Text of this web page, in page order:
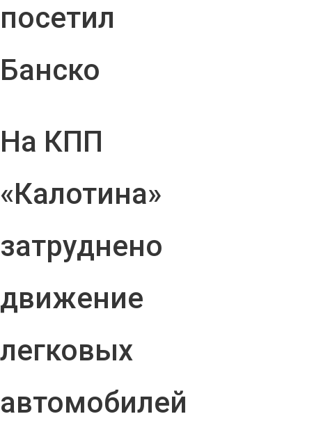
посетил
Банско
На КПП
«Калотина»
затруднено
движение
легковых
автомобилей